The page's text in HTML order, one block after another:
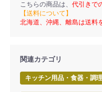
こちらの商品は、 代引きで
【送料について】
北海道、沖縄、離島は送料
関連カテゴリ
キッチン用品・食器・調